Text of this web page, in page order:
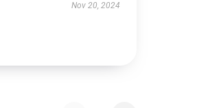
Nov 20, 2024